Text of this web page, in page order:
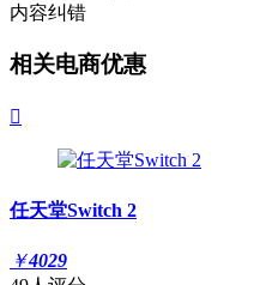
内容纠错
相关电商优惠

任天堂Switch 2
￥4029